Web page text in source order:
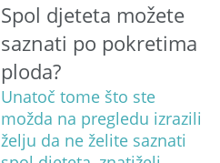
Spol djeteta možete
saznati po pokretima
ploda?
Unatoč tome što ste
možda na pregledu izrazili
želju da ne želite saznati